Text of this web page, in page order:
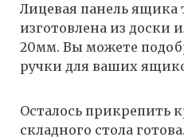
Лицевая панель
изготовлена из
20мм. Вы можете
ручки для ваших
Осталось прикрепить
складного стола